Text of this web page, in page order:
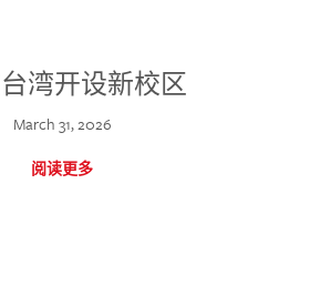
湾开设新校区
March 31, 2026
阅读更多